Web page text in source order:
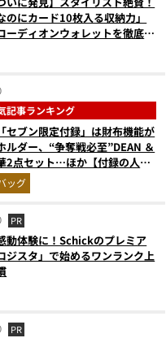
のにカード10枚入る収納力」
ーディオンウォレットを徹底レ
むほどにツヤが出るプエブロレ
記事ランキング
セブン限定付録」は財布機能が
ルダー、“争奪戦必至”DEAN ＆
2点セット…ほか【付録の人気
ベスト3】（2026年6月版）
ッグ
PR
動体験に！Schickのプレミア
ジスタ」で始めるワンランク上
PR